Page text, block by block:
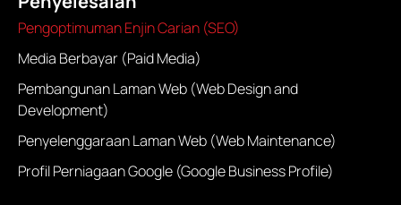
Pengoptimuman Enjin Carian (SEO)
Media Berbayar (Paid Media)
Pembangunan Laman Web (Web Design and
Development)
Penyelenggaraan Laman Web (Web Maintenance)
Profil Perniagaan Google (Google Business Profile)